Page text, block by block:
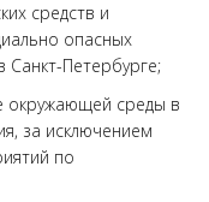
средств и
опасных
Санкт-Петербурге;
окружающей среды в
за исключением
по